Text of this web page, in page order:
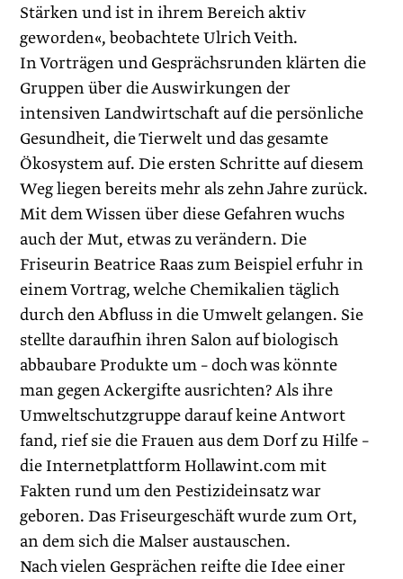
Stärken und ist in ihrem Bereich aktiv
geworden«, beobachtete Ulrich Veith.
In Vorträgen und Gesprächsrunden klärten die
Gruppen über die Auswirkungen der
intensiven Landwirtschaft auf die persönliche
Gesundheit, die Tierwelt und das gesamte
Ökosystem auf. Die ersten Schritte auf diesem
Weg liegen bereits mehr als zehn Jahre zurück.
Mit dem Wissen über diese Gefahren wuchs
auch der Mut, etwas zu verändern. Die
Friseurin Beatrice Raas zum Beispiel erfuhr in
einem Vortrag, welche Chemikalien täglich
durch den Abfluss in die Umwelt gelangen. Sie
stellte daraufhin ihren Salon auf biologisch
abbaubare Produkte um – doch was könnte
man gegen Ackergifte ausrichten? Als ihre
Umweltschutzgruppe darauf keine Antwort
fand, rief sie die Frauen aus dem Dorf zu Hilfe –
die Internetplattform Hollawint.com mit
Fakten rund um den Pestizideinsatz war
geboren. Das Friseurgeschäft wurde zum Ort,
an dem sich die Malser austauschen.
Nach vielen Gesprächen reifte die Idee einer